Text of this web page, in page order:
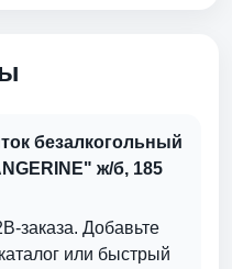
безалкогольный
ж/б, 185
заказа. Добавьте
или быстрый